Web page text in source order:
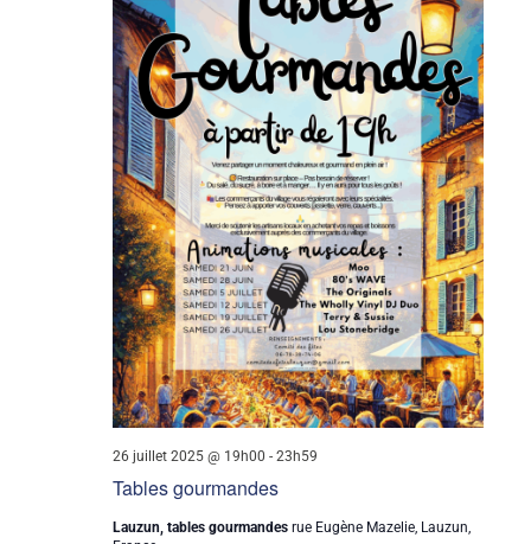
Tables gourmandes
26 juillet 2025 @ 19h00 - 23h59
Lauzun, tables gourmandes rue Eugène Mazelie, Lauzun,